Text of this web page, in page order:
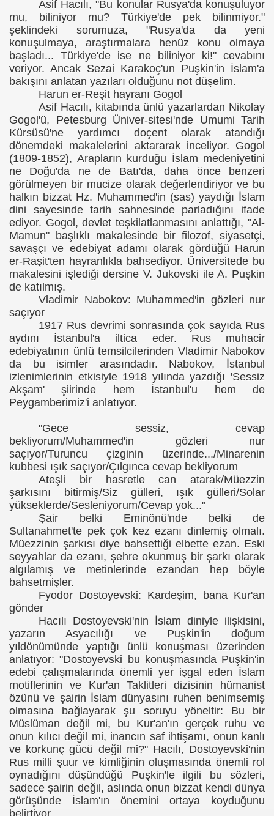
Asif Hacılı, "Bu konular Rusya'da konuşuluyor
mu, biliniyor mu? Türkiye'de pek bilinmiyor."
şeklindeki sorumuza, "Rusya'da da yeni
konuşulmaya, araştırmalara henüz konu olmaya
başladı... Türkiye'de ise ne biliniyor ki!" cevabını
veriyor. Ancak Sezai Karakoç'un Puşkin'in İslam'a
bakışını anlatan yazıları olduğunu not düşelim.
Harun er-Reşit hayranı Gogol
Asif Hacılı, kitabında ünlü yazarlardan Nikolay
Gogol'ü, Petesburg Üniver-sitesi'nde Umumi Tarih
Kürsüsü'ne yardımcı doçent olarak atandığı
dönemdeki makalelerini aktararak inceliyor. Gogol
(1809-1852), Arapların kurduğu İslam medeniyetini
ne Doğu'da ne de Batı'da, daha önce benzeri
görülmeyen bir mucize olarak değerlendiriyor ve bu
halkın bizzat Hz. Muhammed'in (sas) yaydığı İslam
dini sayesinde tarih sahnesinde parladığını ifade
ediyor. Gogol, devlet teşkilatlanmasını anlattığı, "Al-
Mamun" başlıklı makalesinde bir filozof, siyasetçi,
savaşçı ve edebiyat adamı olarak gördüğü Harun
er-Raşit'ten hayranlıkla bahsediyor. Üniversitede bu
makalesini işlediği dersine V. Jukovski ile A. Puşkin
de katılmış.
Vladimir Nabokov: Muhammed'in gözleri nur
saçıyor
1917 Rus devrimi sonrasında çok sayıda Rus
aydını İstanbul'a iltica eder. Rus muhacir
edebiyatının ünlü temsilcilerinden Vladimir Nabokov
da bu isimler arasındadır. Nabokov, İstanbul
izlenimlerinin etkisiyle 1918 yılında yazdığı 'Sessiz
Akşam' şiirinde hem İstanbul'u hem de
Peygamberimiz'i anlatıyor.
"Gece sessiz, cevap
bekliyorum/Muhammed'in gözleri nur
saçıyor/Turuncu çizginin üzerinde.../Minarenin
kubbesi ışık saçıyor/Çılgınca cevap bekliyorum
Ateşli bir hasretle can atarak/Müezzin
şarkısını bitirmiş/Siz gülleri, ışık gülleri/Solar
yükseklerde/Sesleniyorum/Cevap yok..."
Şair belki Eminönü'nde belki de
Sultanahmet'te pek çok kez ezanı dinlemiş olmalı.
Müezzinin şarkısı diye bahsettiği elbette ezan. Eski
seyyahlar da ezanı, şehre okunmuş bir şarkı olarak
algılamış ve metinlerinde ezandan hep böyle
bahsetmişler.
Fyodor Dostoyevski: Kardeşim, bana Kur'an
gönder
Hacılı Dostoyevski'nin İslam diniyle ilişkisini,
yazarın Asyacılığı ve Puşkin'in doğum
yıldönümünde yaptığı ünlü konuşması üzerinden
anlatıyor: "Dostoyevski bu konuşmasında Puşkin'in
edebi çalışmalarında önemli yer işgal eden İslam
motiflerinin ve Kur'an Taklitleri dizisinin hümanist
özünü ve şairin İslam dünyasını ruhen benimsemiş
olmasına bağlayarak şu soruyu yöneltir: Bu bir
Müslüman değil mi, bu Kur'an'ın gerçek ruhu ve
onun kılıcı değil mi, inancın saf ihtişamı, onun kanlı
ve korkunç gücü değil mi?" Hacılı, Dostoyevski'nin
Rus milli şuur ve kimliğinin oluşmasında önemli rol
oynadığını düşündüğü Puşkin'le ilgili bu sözleri,
sadece şairin değil, aslında onun bizzat kendi dünya
görüşünde İslam'ın önemini ortaya koyduğunu
belirtiyor.